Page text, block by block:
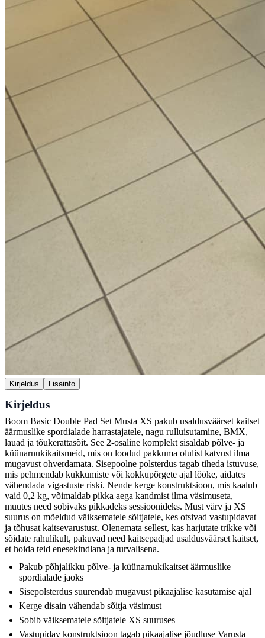
Kirjeldus Lisainfo
Kirjeldus
Boom Basic Double Pad Set Musta XS pakub usaldusväärset kaitset
äärmuslike spordialade harrastajatele, nagu rulluisutamine, BMX,
lauad ja tõukerattasõit. See 2-osaline komplekt sisaldab põlve- ja
küünarnukikaitsmeid, mis on loodud pakkuma olulist katvust ilma
mugavust ohverdamata. Sisepoolne polsterdus tagab tiheda istuvuse,
mis pehmendab kukkumiste või kokkupõrgete ajal lööke, aidates
vähendada vigastuste riski. Nende kerge konstruktsioon, mis kaalub
vaid 0,2 kg, võimaldab pikka aega kandmist ilma väsimuseta,
muutes need sobivaks pikkadeks sessioonideks. Must värv ja XS
suurus on mõeldud väiksematele sõitjatele, kes otsivad vastupidavat
ja tõhusat kaitsevarustust. Olenemata sellest, kas harjutate trikke või
sõidate rahulikult, pakuvad need kaitsepadjad usaldusväärset kaitset,
et hoida teid enesekindlana ja turvalisena.
Pakub põhjalikku põlve- ja küünarnukikaitset äärmuslike
spordialade jaoks
Sisepolsterdus suurendab mugavust pikaajalise kasutamise ajal
Kerge disain vähendab sõitja väsimust
Sobib väiksematele sõitjatele XS suuruses
Vastupidav konstruktsioon tagab pikaajalise jõudluse Varusta